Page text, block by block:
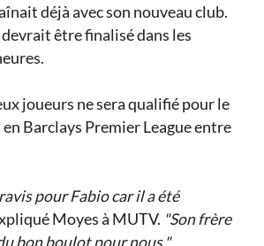
déjà avec son nouveau club.
être finalisé dans les
joueurs ne sera qualifié pour le
Barclays Premier League entre
pour Fabio car il a été
Moyes à MUTV. "Son frère
bon boulot pour nous."